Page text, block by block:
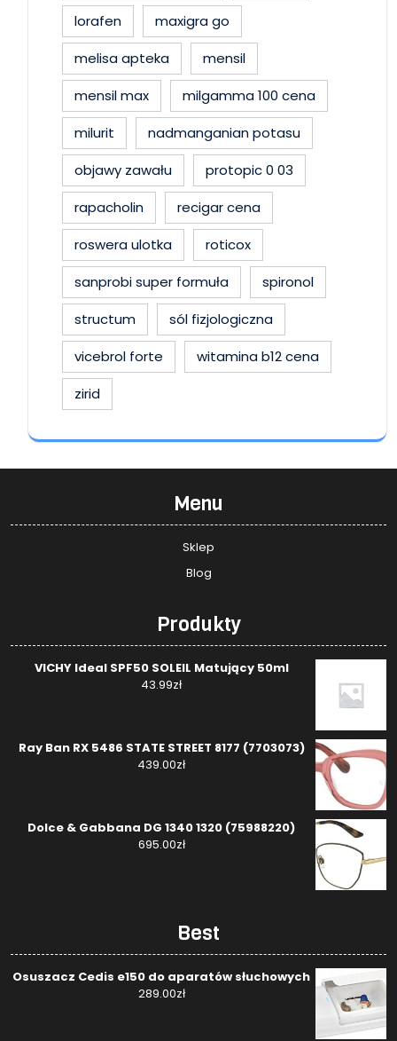
lorafen
maxigra go
melisa apteka
mensil
mensil max
milgamma 100 cena
milurit
nadmanganian potasu
objawy zawału
protopic 0 03
rapacholin
recigar cena
roswera ulotka
roticox
sanprobi super formuła
spironol
structum
sól fizjologiczna
vicebrol forte
witamina b12 cena
zirid
Menu
Sklep
Blog
Produkty
VICHY Ideal SPF50 SOLEIL Matujący 50ml
43.99zł
Ray Ban RX 5486 STATE STREET 8177 (7703073)
439.00zł
Dolce & Gabbana DG 1340 1320 (75988220)
695.00zł
Best
Osuszacz Cedis e150 do aparatów słuchowych
289.00zł